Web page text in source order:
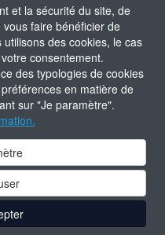
et la sécurité du site, de
faire bénéficier de
des cookies, le cas
consentement.
des typologies de cookies
en matière de
sur "Je paramètre".